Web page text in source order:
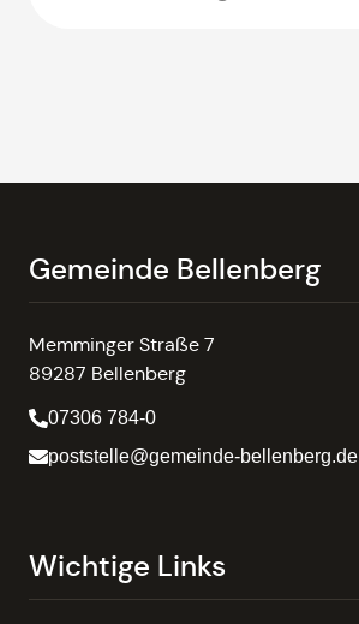
Gemeinde Bellenberg
Memminger Straße 7
89287 Bellenberg
07306 784-0
poststelle@gemeinde-bellenberg.de
Wichtige Links